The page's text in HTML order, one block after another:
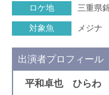
ロケ地 三重県
対象魚 メジナ
出演者プロフィール
平和卓也 ひらわ